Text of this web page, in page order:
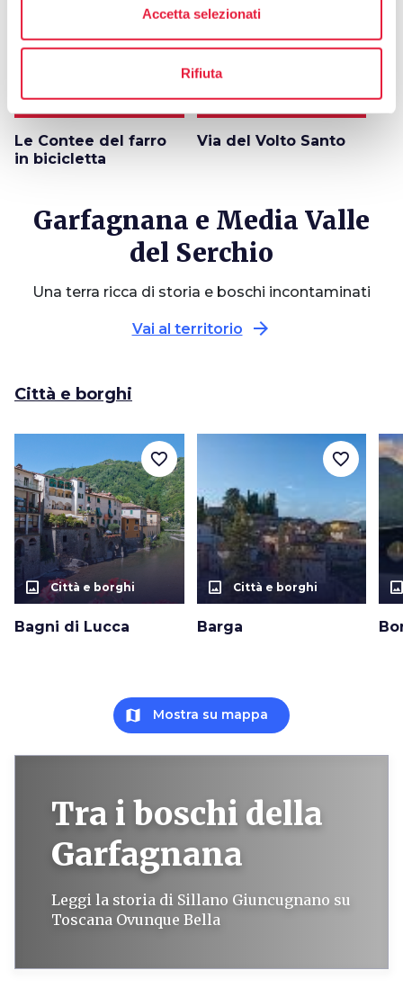
Accetta selezionati
Rifiuta
4,5 km
Le Contee del farro
in bicicletta
7 TAPPE 159,1 km
Via del Volto Santo
Garfagnana e Media Valle
del Serchio
Una terra ricca di storia e boschi incontaminati
Vai al territorio arrow_forward
Città e borghi
photo_size_select_actual Città e borghi
Bagni di Lucca
favorite_border
photo_size_select_actual Città e borghi
Barga
favorite_border
map Mostra su mappa
Tra i boschi della
Garfagnana
Leggi la storia di Sillano Giuncugnano su
Toscana Ovunque Bella